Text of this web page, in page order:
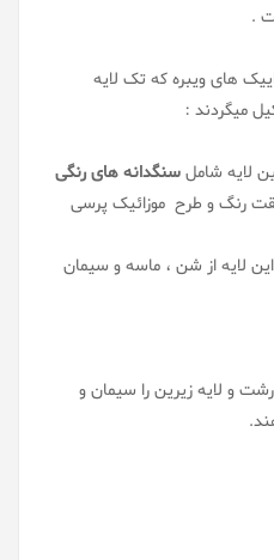
.
های ویبره که تک لایه
میگردند :
سنگدانه های رنگی
رنگ و طرح موزائیک پرسی
:این لایه از شن ، ماسه و سیمان
و لایه زیرین را سیمان و